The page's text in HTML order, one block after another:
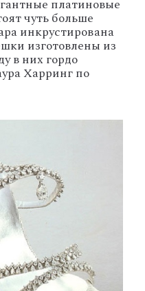
платиновые
чуть больше
инкрустирована
изготовлены из
в них гордо
Харринг по